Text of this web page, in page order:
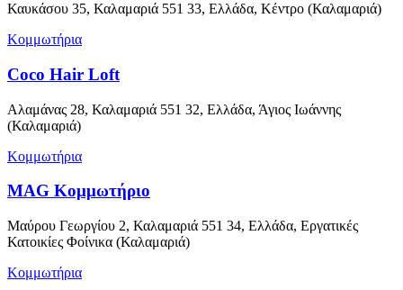
Καυκάσου 35, Καλαμαριά 551 33, Ελλάδα, Κέντρο (Καλαμαριά)
Κομμωτήρια
Coco Hair Loft
Αλαμάνας 28, Καλαμαριά 551 32, Ελλάδα, Άγιος Ιωάννης
(Καλαμαριά)
Κομμωτήρια
MAG Κομμωτήριο
Μαύρου Γεωργίου 2, Καλαμαριά 551 34, Ελλάδα, Εργατικές
Κατοικίες Φοίνικα (Καλαμαριά)
Κομμωτήρια